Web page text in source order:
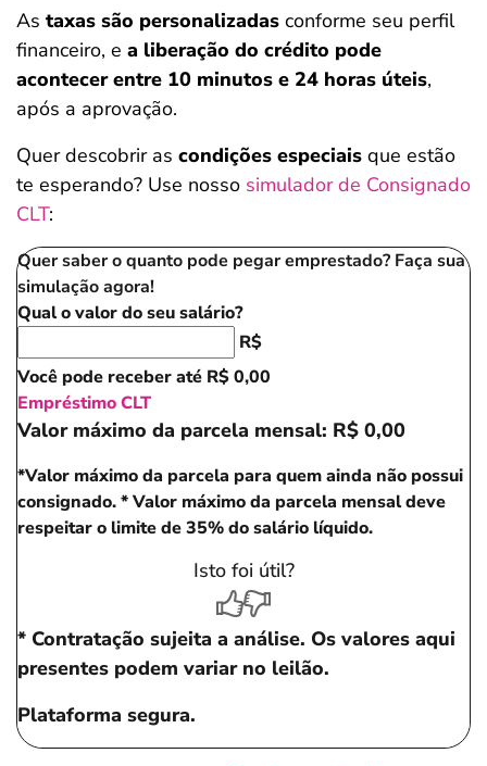
As taxas são personalizadas conforme seu perfil
financeiro, e a liberação do crédito pode
acontecer entre 10 minutos e 24 horas úteis,
após a aprovação.
Quer descobrir as condições especiais que estão
te esperando? Use nosso simulador de Consignado
CLT:
Quer saber o quanto pode pegar emprestado? Faça sua
simulação agora!
Qual o valor do seu salário?
R$
Você pode receber até R$ 0,00
Empréstimo CLT
Valor máximo da parcela mensal: R$ 0,00
*Valor máximo da parcela para quem ainda não possui
consignado.* Valor máximo da parcela mensal deve
respeitar o limite de 35% do salário líquido.
Isto foi útil?
* Contratação sujeita a análise. Os valores aqui
presentes podem variar no leilão.
Plataforma segura.